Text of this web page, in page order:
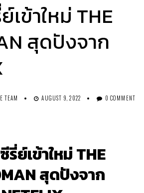
เข้าใหม่ THE
สุดปังจาก
TEAM AUGUST 9, 2022 0 COMMENT
รี่ย์เข้าใหม่ THE
สุดปังจาก